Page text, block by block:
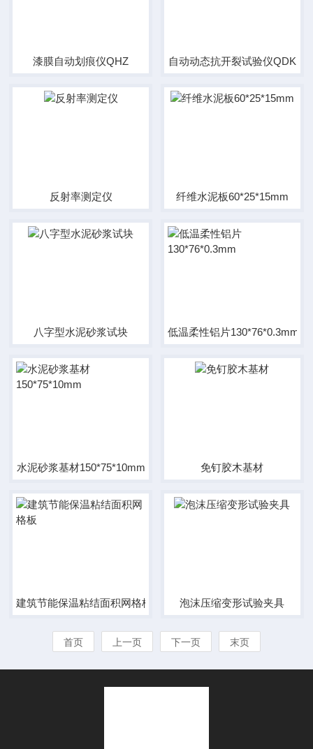
漆膜自动划痕仪QHZ 自动动态抗开裂试验仪QDK
反射率测定仪 纤维水泥板60*25*15mm
八字型水泥砂浆试块 低温柔性铝片130*76*0.3mm
水泥砂浆基材150*75*10mm 免钉胶木基材
建筑节能保温粘结面积网格板 泡沫压缩变形试验夹具
首页 上一页 下一页 末页